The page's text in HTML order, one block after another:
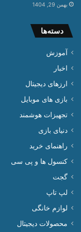
بهمن 29, 1404
دسته‌ها
آموزش
اخبار
ارزهای دیجیتال
بازی های موبایل
تجهیزات هوشمند
دنیای بازی
راهنمای خرید
کنسول ها و پی سی
گجت
لپ تاپ
لوازم خانگی
محصولات دیجیتال